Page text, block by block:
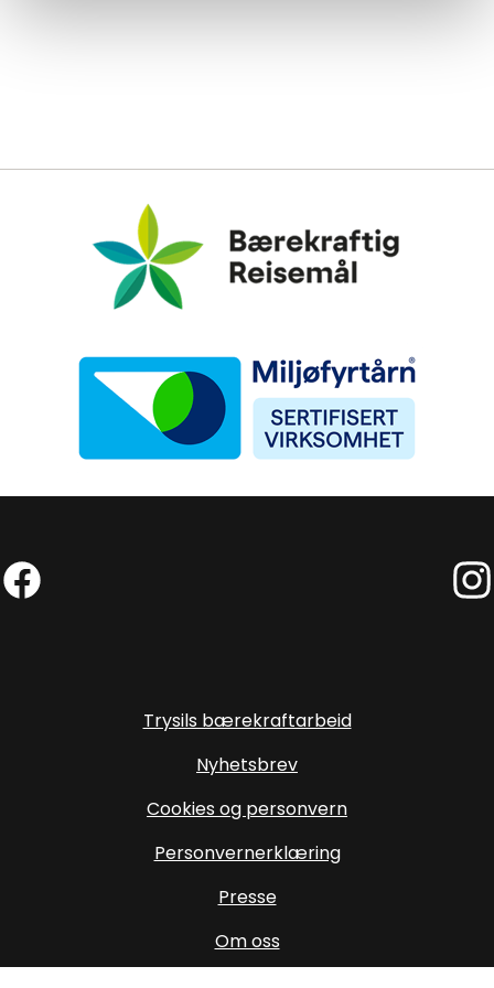
Bærekraftig Reisemål
Miljøfyrtårn
Trysils bærekraftarbeid
Nyhetsbrev
Cookies og personvern
Personvernerklæring
Presse
Om oss